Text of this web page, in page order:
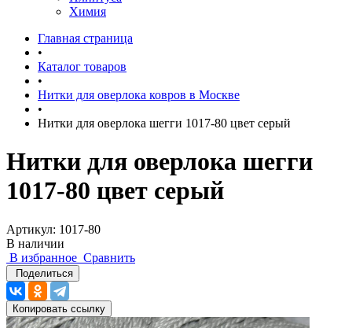
Химия
Главная страница
•
Каталог товаров
•
Нитки для оверлока ковров в Москве
•
Нитки для оверлока шегги 1017-80 цвет серый
Нитки для оверлока шегги
1017-80 цвет серый
Артикул: 1017-80
В наличии
В избранное Сравнить
Поделиться
Копировать ссылку